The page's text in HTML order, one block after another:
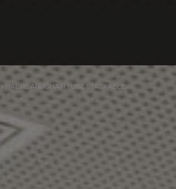
» HAL RE ARMCHAIR TUBE STACKABLE